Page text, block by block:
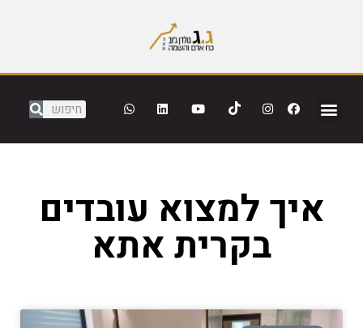
איך למצוא עובדים
בקרית אתא